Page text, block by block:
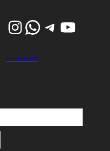
InstagramWhatsApp Telegram YouTube
Link.tree